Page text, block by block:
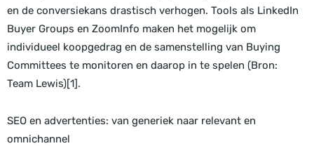
en de conversiekans drastisch verhogen. Tools als LinkedIn
Buyer Groups en ZoomInfo maken het mogelijk om
individueel koopgedrag en de samenstelling van Buying
Committees te monitoren en daarop in te spelen (Bron:
Team Lewis)[1].
SEO en advertenties: van generiek naar relevant en
omnichannel